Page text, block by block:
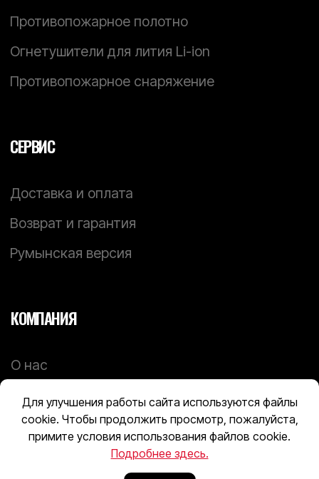
Для улучшения работы сайта используются файлы
cookie. Чтобы продолжить просмотр, пожалуйста,
примите условия использования файлов cookie.
Подробнее здесь.